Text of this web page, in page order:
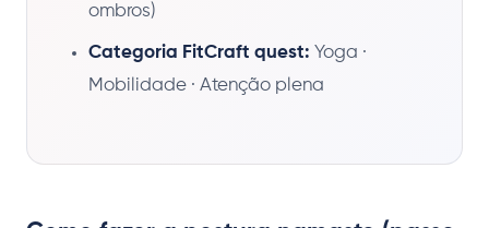
ombros)
Categoria FitCraft quest: Yoga ·
Mobilidade · Atenção plena